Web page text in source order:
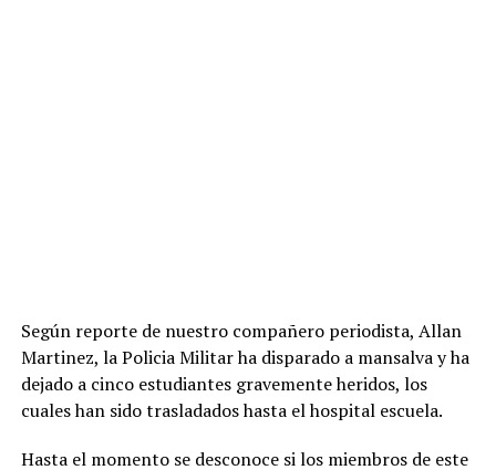
Según reporte de nuestro compañero periodista, Allan
Martinez, la Policia Militar ha disparado a mansalva y ha
dejado a cinco estudiantes gravemente heridos, los
cuales han sido trasladados hasta el hospital escuela.
Hasta el momento se desconoce si los miembros de este